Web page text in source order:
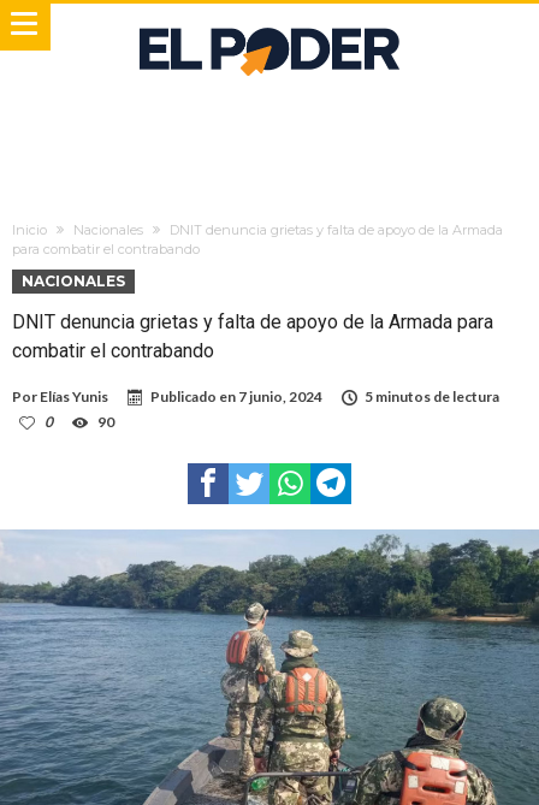
Inicio Nacionales
DNIT denuncia grietas y falta de apoyo de la Armada
para combatir el contrabando
NACIONALES
DNIT denuncia grietas y falta de apoyo de la Armada para
combatir el contrabando
Por Elías Yunis Publicado en 7 junio, 2024
5 minutos de lectura
0
90